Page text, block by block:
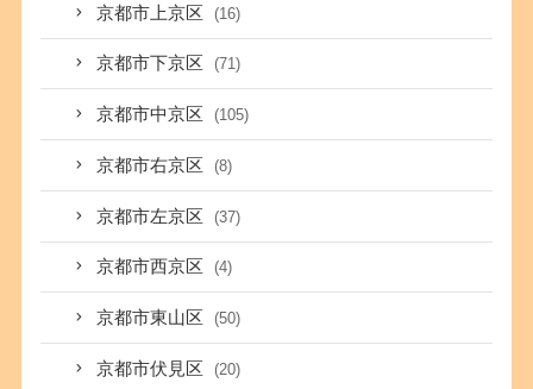
京都市上京区 (16)
京都市下京区 (71)
京都市中京区 (105)
京都市右京区 (8)
京都市左京区 (37)
京都市西京区 (4)
京都市東山区 (50)
京都市伏見区 (20)